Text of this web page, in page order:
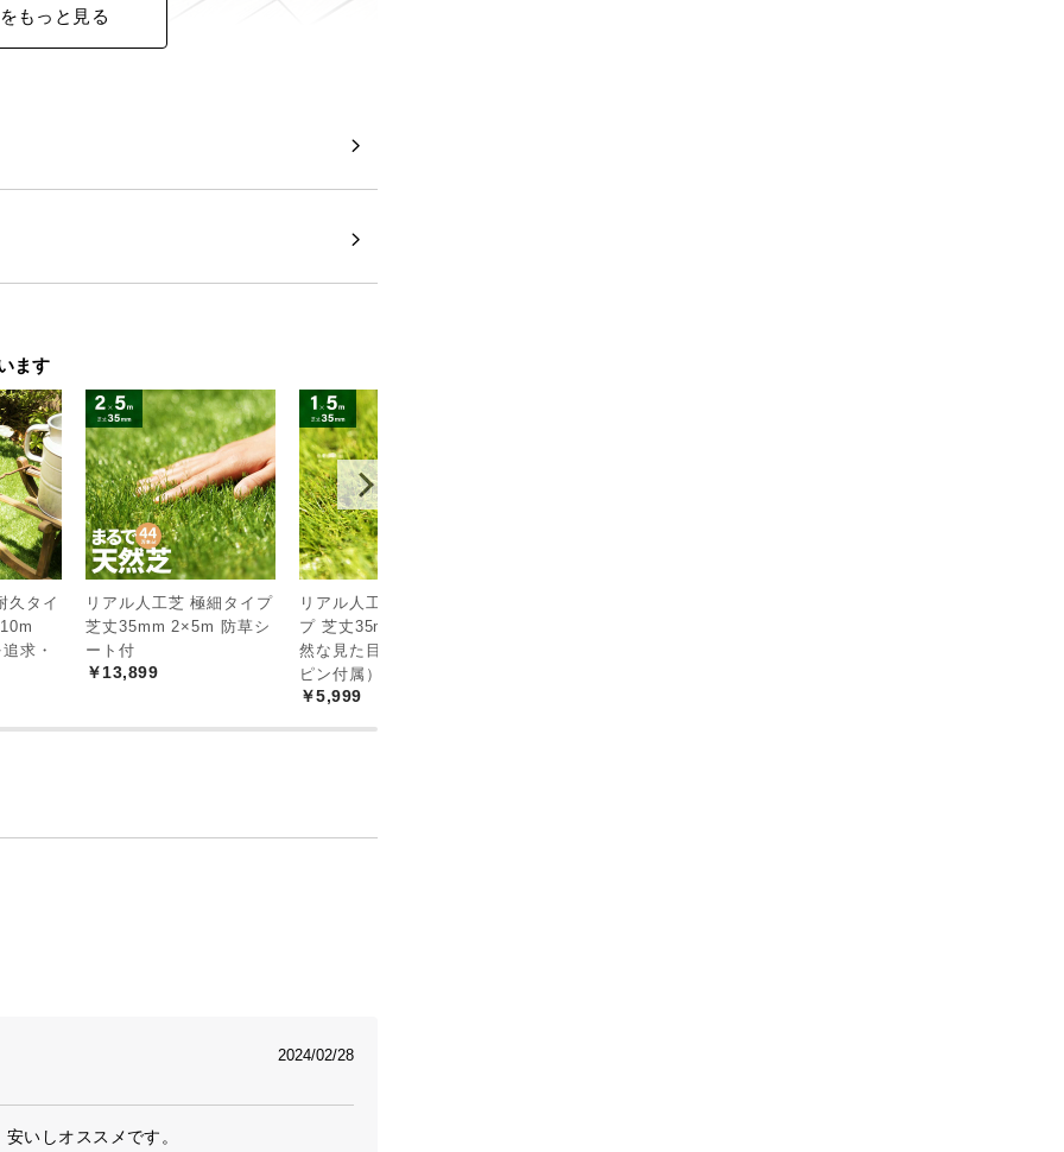
もっと見る
ます
久タイ
求・
リアル人工芝 極細タイプ
芝丈35mm 2×5m 防草シ
ート付
￥13,899
リアル人工芝 高耐久タイ
プ 芝丈35mm 1×5m（自
然な見た目を追求・U字
ピン付属）
￥5,999
2024/02/28
いしオススメです。